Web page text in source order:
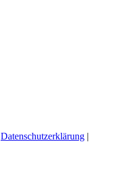
Datenschutzerklärung |